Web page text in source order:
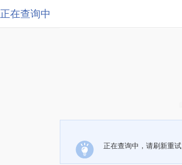
正在查询中
正在查询中，请刷新重试